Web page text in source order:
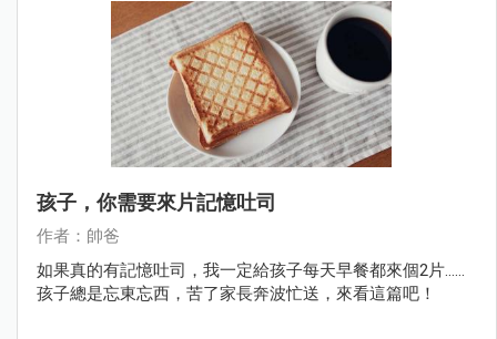
孩子，你需要來片記憶吐司
作者：帥爸
如果真的有記憶吐司，我一定給孩子每天早餐都來個2片......
孩子總是忘東忘西，苦了家長奔波忙送，來看這篇吧！